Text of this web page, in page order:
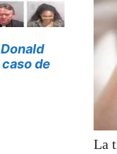
de
La